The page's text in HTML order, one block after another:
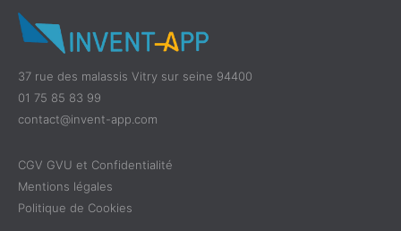
37 rue des malassis Vitry sur seine 94400
01 75 85 83 99
contact@invent-app.com
CGV GVU et Confidentialité
Mentions légales
Politique de Cookies